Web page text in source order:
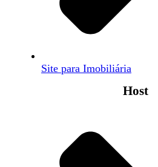
Site para Imobiliária
Host